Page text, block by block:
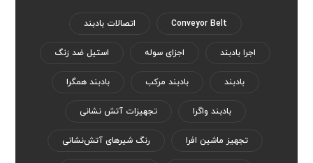
Conveyor Belt اتصالات بادبند
اجرا بادبند اجزای سوله استیل ضد زنگ
بادبند بادبند مرکب بادبند همگرا
بادبند واگرا تجهیزات آتش نشانی
تجهیز ماشین افرا رنگ‌ شیر‌های آتش‌نشانی